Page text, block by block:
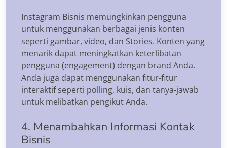
Instagram Bisnis memungkinkan pengguna
untuk menggunakan berbagai jenis konten
seperti gambar, video, dan Stories. Konten yang
menarik dapat meningkatkan keterlibatan
pengguna (engagement) dengan brand Anda.
Anda juga dapat menggunakan fitur-fitur
interaktif seperti polling, kuis, dan tanya-jawab
untuk melibatkan pengikut Anda.
4. Menambahkan Informasi Kontak
Bisnis